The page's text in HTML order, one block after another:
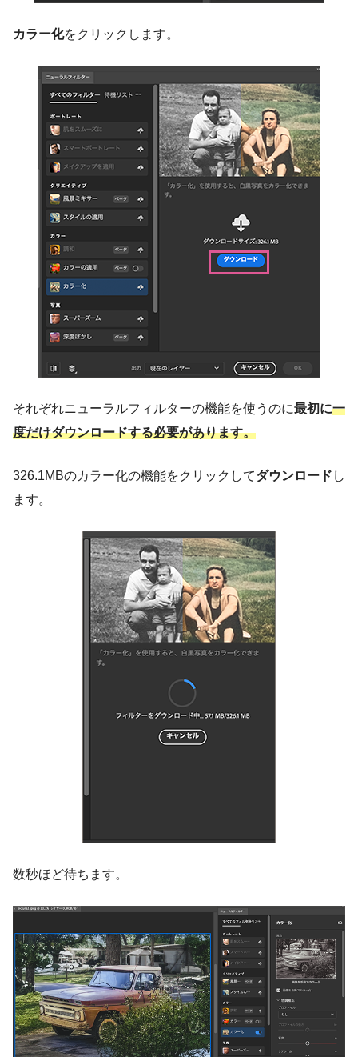
カラー化をクリックします。
それぞれニューラルフィルターの機能を使うのに最初に一
度だけダウンロードする必要があります。
326.1MBのカラー化の機能をクリックしてダウンロード し
ます。
数秒ほど待ちます。